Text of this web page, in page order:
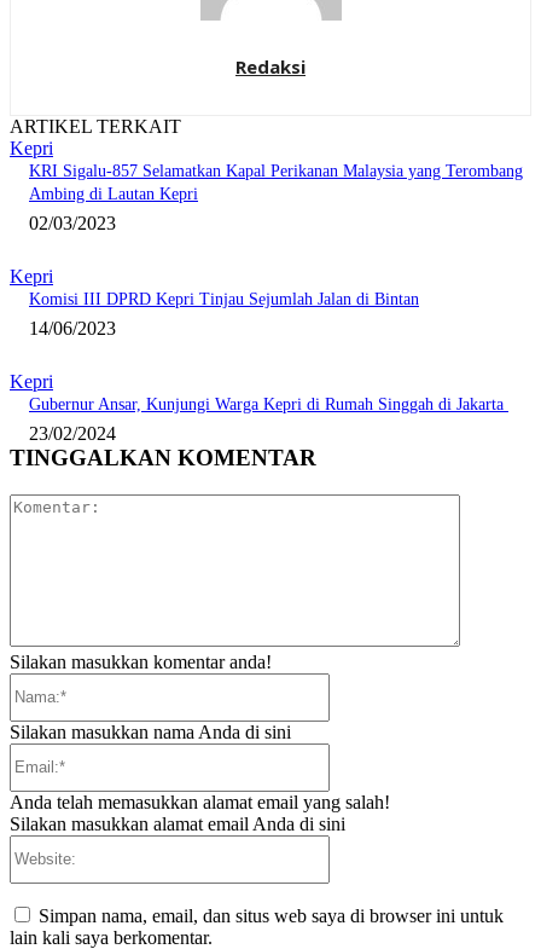
Redaksi
ARTIKEL TERKAIT
Kepri
KRI Sigalu-857 Selamatkan Kapal Perikanan Malaysia yang Terombang
Ambing di Lautan Kepri
02/03/2023
Kepri
Komisi III DPRD Kepri Tinjau Sejumlah Jalan di Bintan
14/06/2023
Kepri
Gubernur Ansar, Kunjungi Warga Kepri di Rumah Singgah di Jakarta
23/02/2024
TINGGALKAN KOMENTAR
Silakan masukkan komentar anda!
Silakan masukkan nama Anda di sini
Anda telah memasukkan alamat email yang salah!
Silakan masukkan alamat email Anda di sini
Simpan nama, email, dan situs web saya di browser ini untuk
lain kali saya berkomentar.